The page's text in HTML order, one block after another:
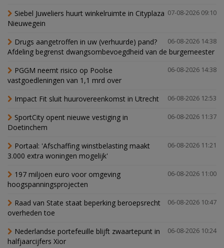
07-08-2026 09:10
Siebel Juweliers huurt winkelruimte in Cityplaza
Nieuwegein
06-08-2026 14:38
Drugs aangetroffen in uw (verhuurde) pand?
Afdeling begrenst dwangsombevoegdheid van de burgemeester
06-08-2026 14:38
PGGM neemt risico op Poolse
vastgoedleningen van 1,1 mrd over
06-08-2026 12:53
Impact Fit sluit huurovereenkomst in Utrecht
06-08-2026 11:37
SportCity opent nieuwe vestiging in
Doetinchem
06-08-2026 11:21
Portaal: 'Afschaffing winstbelasting maakt
3.000 extra woningen mogelijk'
06-08-2026 11:00
197 miljoen euro voor omgeving
hoogspanningsprojecten
06-08-2026 10:47
Raad van State staat beperking beroepsrecht
overheden toe
06-08-2026 10:24
Nederlandse portefeuille blijft zwaartepunt in
halfjaarcijfers Xior